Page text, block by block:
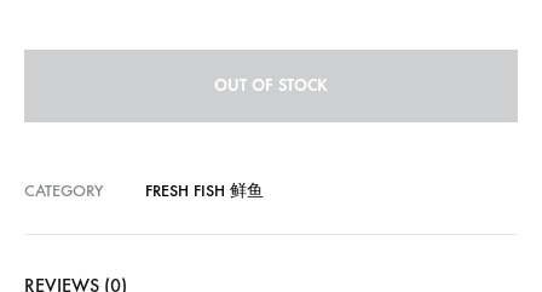
OUT OF STOCK
CATEGORY FRESH FISH 鲜鱼
REVIEWS (0)